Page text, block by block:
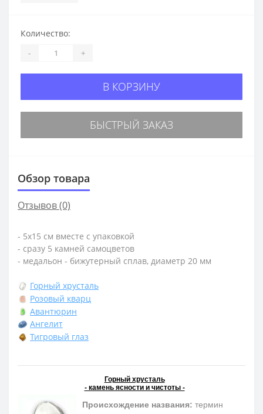
Количество:
- +
В КОРЗИНУ
БЫСТРЫЙ ЗАКАЗ
Обзор товара
Отзывов (0)
- 5х15 см вместе с упаковкой
- сразу 5 камней самоцветов
- медальон - бижутерный сплав, диаметр 20 мм
Горный хрусталь
Розовый кварц
Авантюрин
Ангелит
Тигровый глаз
Горный хрусталь
- камень ясности и чистоты -
Происхождение названия: термин